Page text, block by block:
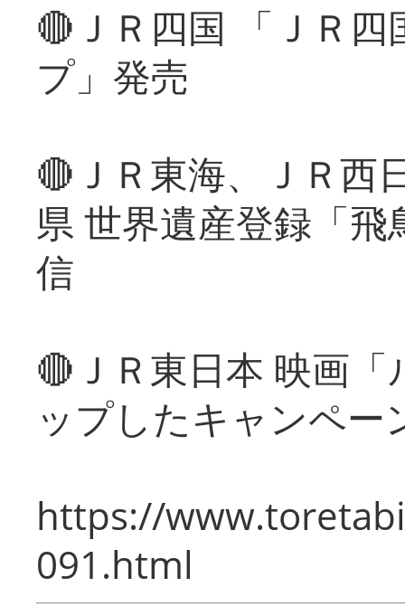
🔴ＪＲ四国 「ＪＲ
プ」発売
🔴ＪＲ東海、ＪＲ西
県 世界遺産登録「
信
🔴ＪＲ東日本 映画
ップしたキャンペー
https://
091.html